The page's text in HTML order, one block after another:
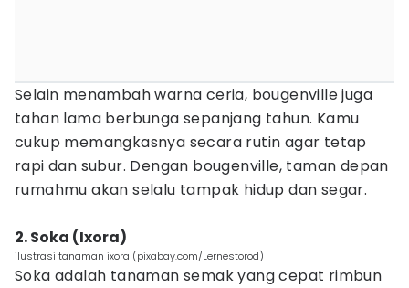
Selain menambah warna ceria, bougenville juga
tahan lama berbunga sepanjang tahun. Kamu
cukup memangkasnya secara rutin agar tetap
rapi dan subur. Dengan bougenville, taman depan
rumahmu akan selalu tampak hidup dan segar.
2. Soka (Ixora)
ilustrasi tanaman ixora (pixabay.com/Lernestorod)
Soka adalah tanaman semak yang cepat rimbun